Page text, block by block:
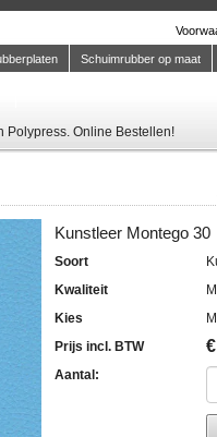
Polypress. Online Bestellen!
Schuimrubber op maat
Kunstleer Montego 30
Soort
Kwaliteit
Kies
Prijs incl. BTW
€
Aantal: